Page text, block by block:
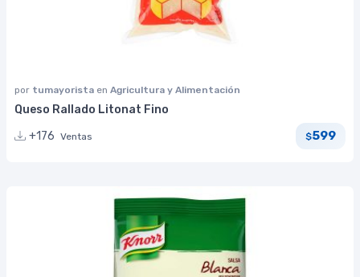
por tumayorista en Agricultura y Alimentación
Queso Rallado Litonat Fino
+176 Ventas $599